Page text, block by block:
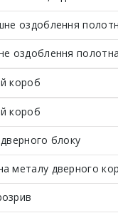
оздоблення
оздоблення полотна
короб
короб
блоку
металу дверного